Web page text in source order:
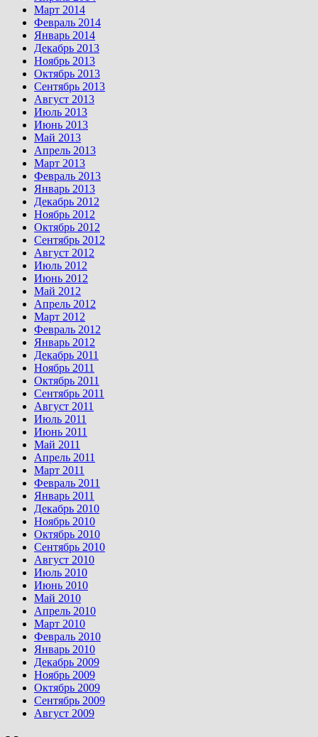
Март 2014
Февраль 2014
Январь 2014
Декабрь 2013
Ноябрь 2013
Октябрь 2013
Сентябрь 2013
Август 2013
Июль 2013
Июнь 2013
Май 2013
Апрель 2013
Март 2013
Февраль 2013
Январь 2013
Декабрь 2012
Ноябрь 2012
Октябрь 2012
Сентябрь 2012
Август 2012
Июль 2012
Июнь 2012
Май 2012
Апрель 2012
Март 2012
Февраль 2012
Январь 2012
Декабрь 2011
Ноябрь 2011
Октябрь 2011
Сентябрь 2011
Август 2011
Июль 2011
Июнь 2011
Май 2011
Апрель 2011
Март 2011
Февраль 2011
Январь 2011
Декабрь 2010
Ноябрь 2010
Октябрь 2010
Сентябрь 2010
Август 2010
Июль 2010
Июнь 2010
Май 2010
Апрель 2010
Март 2010
Февраль 2010
Январь 2010
Декабрь 2009
Ноябрь 2009
Октябрь 2009
Сентябрь 2009
Август 2009